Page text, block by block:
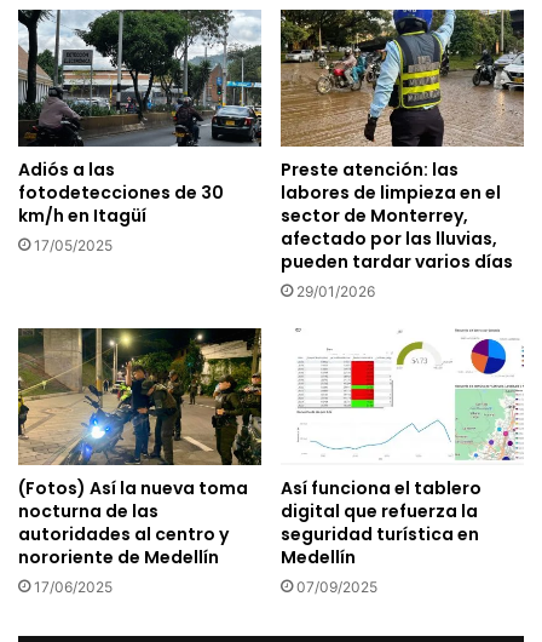
Adiós a las
fotodetecciones de 30
km/h en Itagüí
17/05/2025
Preste atención: las
labores de limpieza en el
sector de Monterrey,
afectado por las lluvias,
pueden tardar varios días
29/01/2026
(Fotos) Así la nueva toma
nocturna de las
autoridades al centro y
nororiente de Medellín
17/06/2025
Así funciona el tablero
digital que refuerza la
seguridad turística en
Medellín
07/09/2025